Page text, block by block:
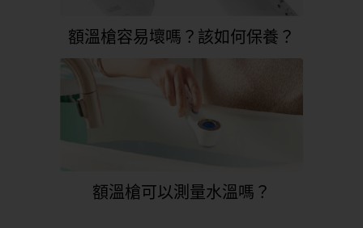
額溫槍容易壞嗎？該如何保養？
額溫槍可以測量水溫嗎？